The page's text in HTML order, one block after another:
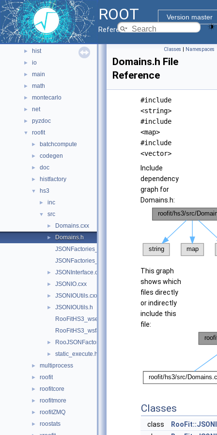
ROOT
Version master
Reference Guide
► geom
► graf2d
► graf3d
► gui
► hist
► io
► main
► math
► montecarlo
► net
► pyzdoc
▼ roofit
► batchcompute
► codegen
► doc
► histfactory
▼ hs3
► inc
▼ src
► Domains.cxx
►
Domains.h
JSONFactories_HistFactory.cxx
JSONFactories_RooFitCore.cxx
► JSONInterface.cxx
► JSONIO.cxx
► JSONIOUtils.cxx
►
JSONIOUtils.h
RooFitHS3_wsexportkeys.cxx
RooFitHS3_wsfactoryexpressions.cxx
► RooJSONFactoryWSTool.cxx
► static_execute.h
► multiprocess
► roofit
► roofitcore
► roofitmore
► roofitZMQ
► roostats
Classes | Namespaces
Domains.h File
Reference
#include
<string>
#include
<map>
#include
<vector>
Include
dependency
graph for
Domains.h:
This graph
shows which
files directly
or indirectly
include this
file:
Classes
class